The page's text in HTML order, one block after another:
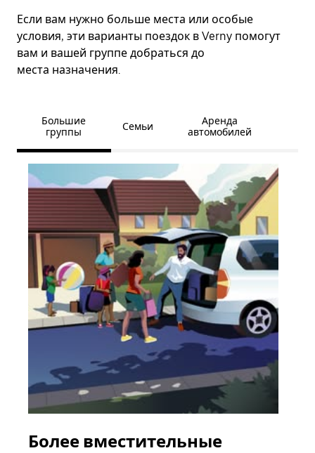
Если вам нужно больше места или особые
условия, эти варианты поездок в Verny помогут
вам и вашей группе добраться до
места назначения.
Большие
группы
Семьи
Аренда
автомобилей
Более вместительные